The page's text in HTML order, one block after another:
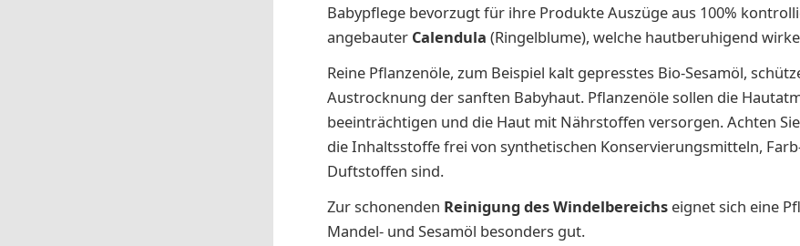
Babypflege bevorzugt für ihre Produkte Auszüge aus 100%
angebauter Calendula (Ringelblume), welche hautberuhigend
Reine Pflanzenöle, zum Beispiel kalt gepresstes Bio-Sesamöl,
Austrocknung der sanften Babyhaut. Pflanzenöle sollen die
beeinträchtigen und die Haut mit Nährstoffen versorgen. Achten
die Inhaltsstoffe frei von synthetischen Konservierungsmitteln,
Duftstoffen sind.
Zur schonenden Reinigung des Windelbereichs eignet sich eine
Mandel- und Sesamöl besonders gut.